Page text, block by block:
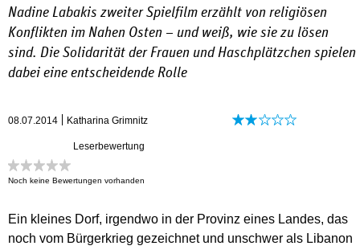
Nadine Labakis zweiter Spielfilm erzählt von religiösen
Konflikten im Nahen Osten – und weiß, wie sie zu lösen
sind. Die Solidarität der Frauen und Haschplätzchen spielen
dabei eine entscheidende Rolle
08.07.2014 Katharina Grimnitz
Leserbewertung
Noch keine Bewertungen vorhanden
Ein kleines Dorf, irgendwo in der Provinz eines Landes, das
noch vom Bürgerkrieg gezeichnet und unschwer als Libanon